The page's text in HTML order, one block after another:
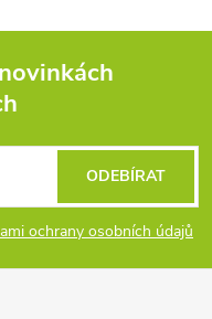
ochrany osobních údajů
ODEBÍRAT